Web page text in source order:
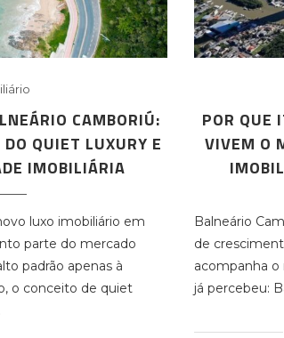
CAMBORIÚ:
QUIET LUXURY E
IMOBILIÁRIA
luxo imobiliário em
parte do mercado
padrão apenas à
o conceito de quiet
POR QUE
VIVEM O
Balneário
de
acompanha o
já percebeu: